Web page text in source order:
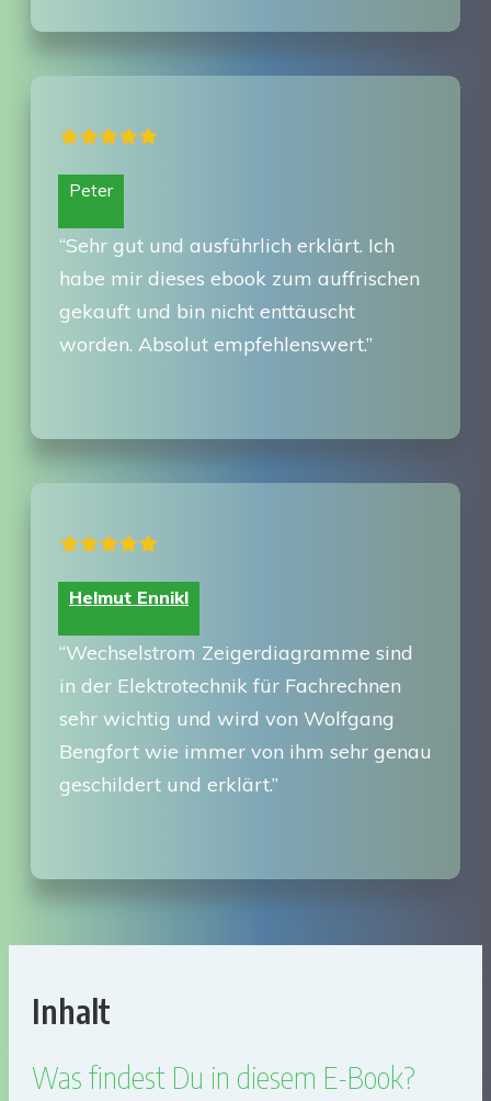
Peter
“Sehr gut und ausführlich erklärt. Ich
habe mir dieses ebook zum auffrischen
gekauft und bin nicht enttäuscht
worden. Absolut empfehlenswert.”
Helmut Ennikl
“Wechselstrom Zeigerdiagramme sind
in der Elektrotechnik für Fachrechnen
sehr wichtig und wird von Wolfgang
Bengfort wie immer von ihm sehr genau
geschildert und erklärt.”
Inhalt
Was findest Du in diesem E-Book?